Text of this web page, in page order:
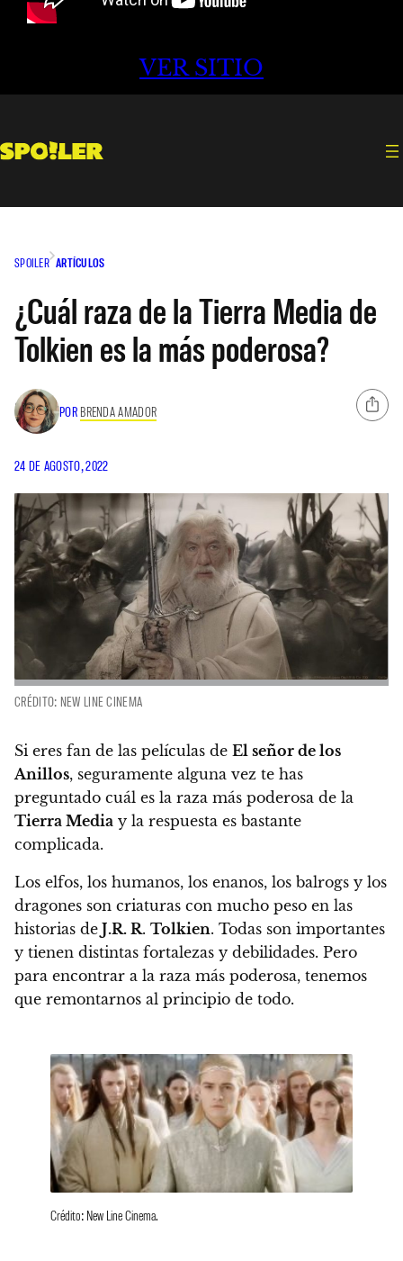
VER SITIO
SPOILER ARTÍCULOS
¿Cuál raza de la Tierra Media de
Tolkien es la más poderosa?
POR BRENDA AMADOR
24 DE AGOSTO, 2022
CRÉDITO: NEW LINE CINEMA
Si eres fan de las películas de El señor de los
Anillos, seguramente alguna vez te has
preguntado cuál es la raza más poderosa de la
Tierra Media y la respuesta es bastante
complicada.
Los elfos, los humanos, los enanos, los balrogs y los
dragones son criaturas con mucho peso en las
historias de J.R. R. Tolkien. Todas son importantes
y tienen distintas fortalezas y debilidades. Pero
para encontrar a la raza más poderosa, tenemos
que remontarnos al principio de todo.
Crédito: New Line Cinema.